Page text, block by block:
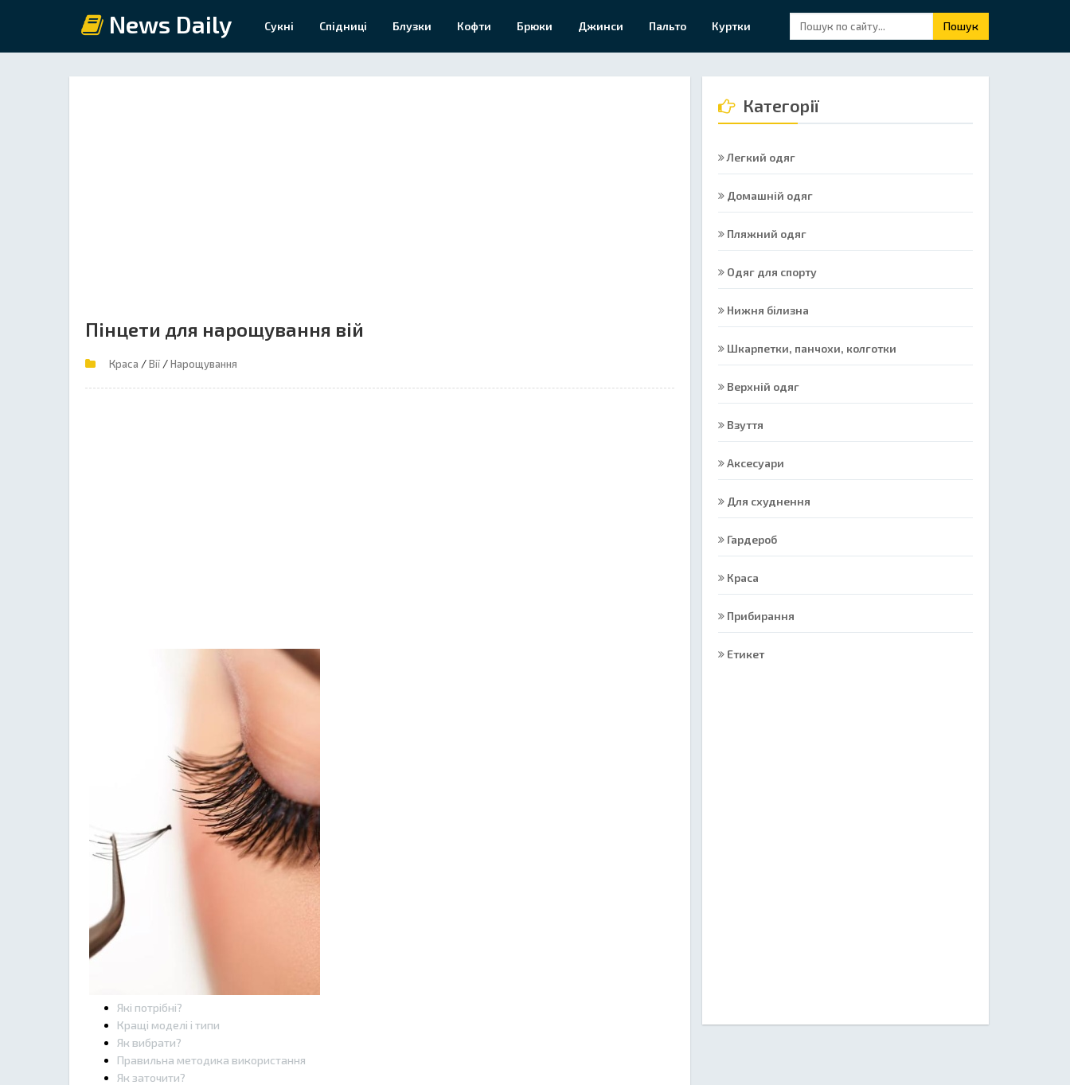
News Daily Сукні Спідниці Блузки Кофти Брюки Джинси Пальто Куртки Пошук
Пінцети для нарощування вій
Краса /Вії /Нарощування
Які потрібні?
Кращі моделі і типи
Як вибрати?
Правильна методика використання
Як заточити?
Категорії
Легкий одяг
Домашній одяг
Пляжний одяг
Одяг для спорту
Нижня білизна
Шкарпетки, панчохи, колготки
Верхній одяг
Взуття
Аксесуари
Для схуднення
Гардероб
Краса
Прибирання
Етикет